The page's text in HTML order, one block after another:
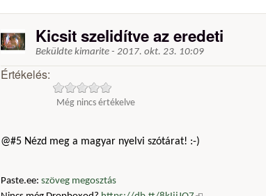
Kicsit szelidítve az eredeti
Beküldte kimarite - 2017. okt. 23. 10:09
Értékelés:
Még nincs értékelve
@#5 Nézd meg a magyar nyelvi szótárat! :-)
Paste.ee: szöveg megosztás